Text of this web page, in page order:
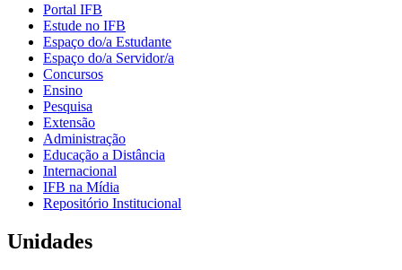
Portal IFB
Estude no IFB
Espaço do/a Estudante
Espaço do/a Servidor/a
Concursos
Ensino
Pesquisa
Extensão
Administração
Educação a Distância
Internacional
IFB na Mídia
Repositório Institucional
Unidades